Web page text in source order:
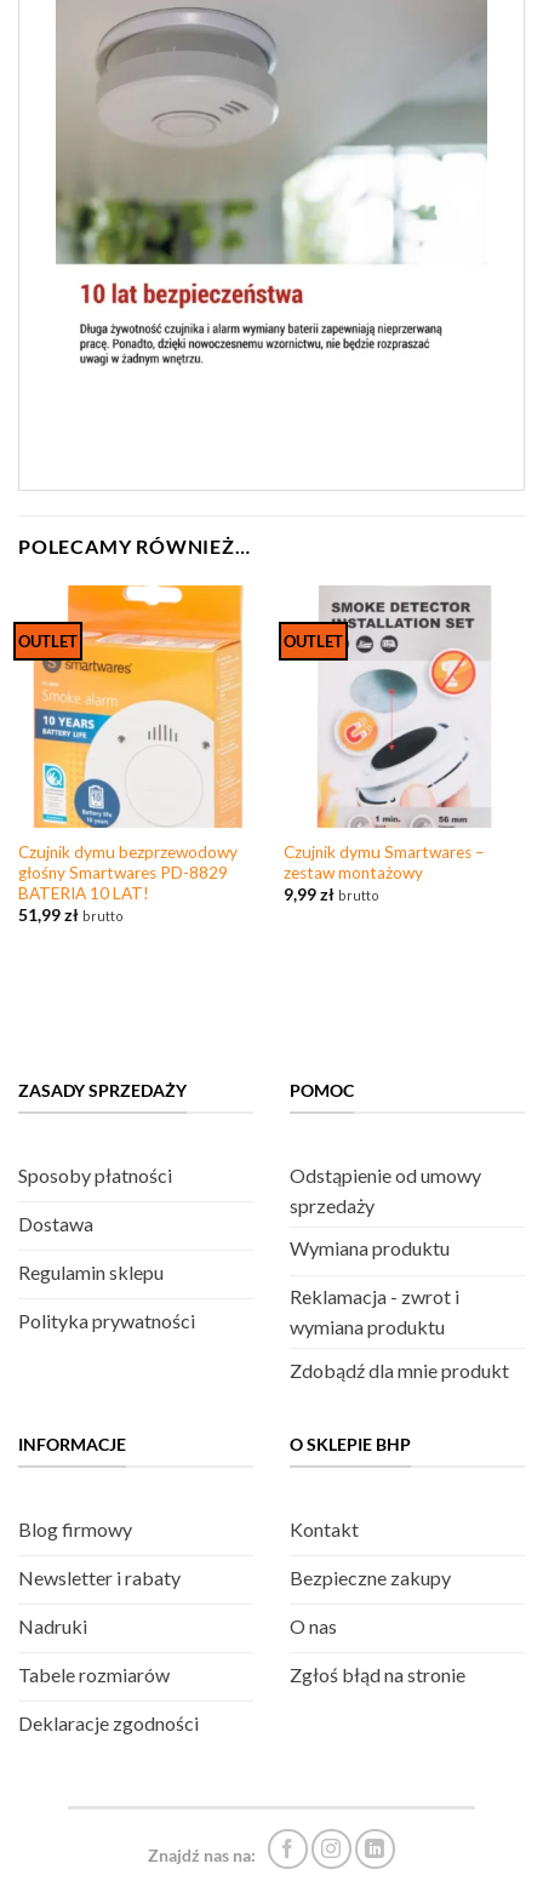
POLECAMY RÓWNIEŻ…
OUTLET
Czujnik dymu bezprzewodowy
głośny Smartwares PD-8829
BATERIA 10 LAT!
51,99zł brutto
OUTLET
Czujnik dymu Smartwares –
zestaw montażowy
9,99zł brutto
ZASADY SPRZEDAŻY
Sposoby płatności
Dostawa
Regulamin sklepu
Polityka prywatności
POMOC
Odstąpienie od umowy
sprzedaży
Wymiana produktu
Reklamacja - zwrot i
wymiana produktu
Zdobądź dla mnie produkt
INFORMACJE
Blog firmowy
Newsletter i rabaty
Nadruki
Tabele rozmiarów
Deklaracje zgodności
O SKLEPIE BHP
Kontakt
Bezpieczne zakupy
O nas
Zgłoś błąd na stronie
Znajdź nas na: